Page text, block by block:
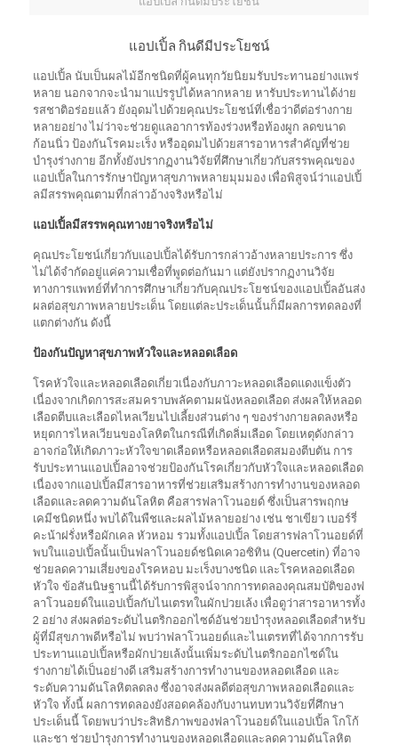
แอปเปิ้ล กินดีมีประโยชน์
แอปเปิ้ล นับเป็นผลไม้อีกชนิดที่ผู้คนทุกวัยนิยมรับประทานอย่างแพร่
หลาย นอกจากจะนำมาแปรรูปได้หลากหลาย หารับประทานได้ง่าย
รสชาติอร่อยแล้ว ยังอุดมไปด้วยคุณประโยชน์ที่เชื่อว่าดีต่อร่างกาย
หลายอย่าง ไม่ว่าจะช่วยดูแลอาการท้องร่วงหรือท้องผูก ลดขนาด
ก้อนนิ่ว ป้องกันโรคมะเร็ง หรืออุดมไปด้วยสารอาหารสำคัญที่ช่วย
บำรุงร่างกาย อีกทั้งยังปรากฏงานวิจัยที่ศึกษาเกี่ยวกับสรรพคุณของ
แอปเปิ้ลในการรักษาปัญหาสุขภาพหลายมุมมอง เพื่อพิสูจน์ว่าแอปเปิ้
ลมีสรรพคุณตามที่กล่าวอ้างจริงหรือไม่
แอปเปิ้ลมีสรรพคุณทางยาจริงหรือไม่
คุณประโยชน์เกี่ยวกับแอปเปิ้ลได้รับการกล่าวอ้างหลายประการ ซึ่ง
ไม่ได้จำกัดอยู่แค่ความเชื่อที่พูดต่อกันมา แต่ยังปรากฏงานวิจัย
ทางการแพทย์ที่ทำการศึกษาเกี่ยวกับคุณประโยชน์ของแอปเปิ้ลอันส่ง
ผลต่อสุขภาพหลายประเด็น โดยแต่ละประเด็นนั้นก็มีผลการทดลองที่
แตกต่างกัน ดังนี้
ป้องกันปัญหาสุขภาพหัวใจและหลอดเลือด
โรคหัวใจและหลอดเลือดเกี่ยวเนื่องกับภาวะหลอดเลือดแดงแข็งตัว
เนื่องจากเกิดการสะสมคราบพลัคตามผนังหลอดเลือด ส่งผลให้หลอด
เลือดตีบและเลือดไหลเวียนไปเลี้ยงส่วนต่าง ๆ ของร่างกายลดลงหรือ
หยุดการไหลเวียนของโลหิตในกรณีที่เกิดลิ่มเลือด โดยเหตุดังกล่าว
อาจก่อให้เกิดภาวะหัวใจขาดเลือดหรือหลอดเลือดสมองตีบตัน การ
รับประทานแอปเปิ้ลอาจช่วยป้องกันโรคเกี่ยวกับหัวใจและหลอดเลือด
เนื่องจากแอปเปิ้ลมีสารอาหารที่ช่วยเสริมสร้างการทำงานของหลอด
เลือดและลดความดันโลหิต คือสารฟลาโวนอยด์ ซึ่งเป็นสารพฤกษ
เคมีชนิดหนึ่ง พบได้ในพืชและผลไม้หลายอย่าง เช่น ชาเขียว เบอร์รี่
คะน้าฝรั่งหรือผักเคล หัวหอม รวมทั้งแอปเปิ้ล โดยสารฟลาโวนอยด์ที่
พบในแอปเปิ้ลนั้นเป็นฟลาโวนอยด์ชนิดเควอซิทิน (Quercetin) ที่อาจ
ช่วยลดความเสี่ยงของโรคหอบ มะเร็งบางชนิด และโรคหลอดเลือด
หัวใจ ข้อสันนิษฐานนี้ได้รับการพิสูจน์จากการทดลองคุณสมบัติของฟ
ลาโวนอยด์ในแอปเปิ้ลกับไนเตรทในผักปวยเล้ง เพื่อดูว่าสารอาหารทั้ง
2 อย่าง ส่งผลต่อระดับไนตริกออกไซด์อันช่วยบำรุงหลอดเลือดสำหรับ
ผู้ที่มีสุขภาพดีหรือไม่ พบว่าฟลาโวนอยด์และไนเตรทที่ได้จากการรับ
ประทานแอปเปิ้ลหรือผักปวยเล้งนั้นเพิ่มระดับไนตริกออกไซด์ใน
ร่างกายได้เป็นอย่างดี เสริมสร้างการทำงานของหลอดเลือด และ
ระดับความดันโลหิตลดลง ซึ่งอาจส่งผลดีต่อสุขภาพหลอดเลือดและ
หัวใจ ทั้งนี้ ผลการทดลองยังสอดคล้องกับงานทบทวนวิจัยที่ศึกษา
ประเด็นนี้ โดยพบว่าประสิทธิภาพของฟลาโวนอยด์ในแอปเปิ้ล โกโก้
และชา ช่วยบำรุงการทำงานของหลอดเลือดและลดความดันโลหิต